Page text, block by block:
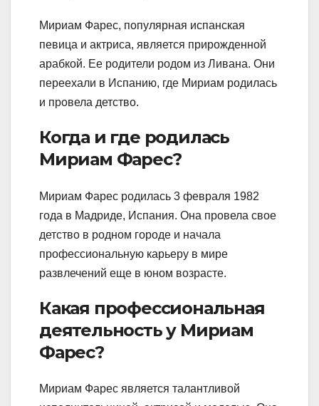
Мириам Фарес, популярная испанская
певица и актриса, является прирожденной
арабкой. Ее родители родом из Ливана. Они
переехали в Испанию, где Мириам родилась
и провела детство.
Когда и где родилась
Мириам Фарес?
Мириам Фарес родилась 3 февраля 1982
года в Мадриде, Испания. Она провела свое
детство в родном городе и начала
профессиональную карьеру в мире
развлечений еще в юном возрасте.
Какая профессиональная
деятельность у Мириам
Фарес?
Мириам Фарес является талантливой